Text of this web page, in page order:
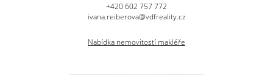
+420 602 757 772
ivana.reiberova@vdfreality.cz
Nabídka nemovitostí makléře